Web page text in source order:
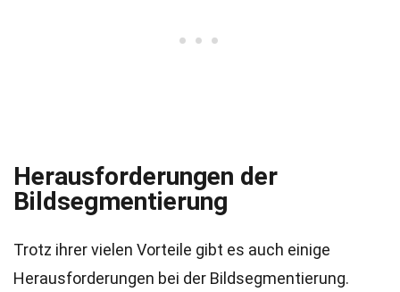
Herausforderungen der
Bildsegmentierung
Trotz ihrer vielen Vorteile gibt es auch einige
Herausforderungen bei der Bildsegmentierung.